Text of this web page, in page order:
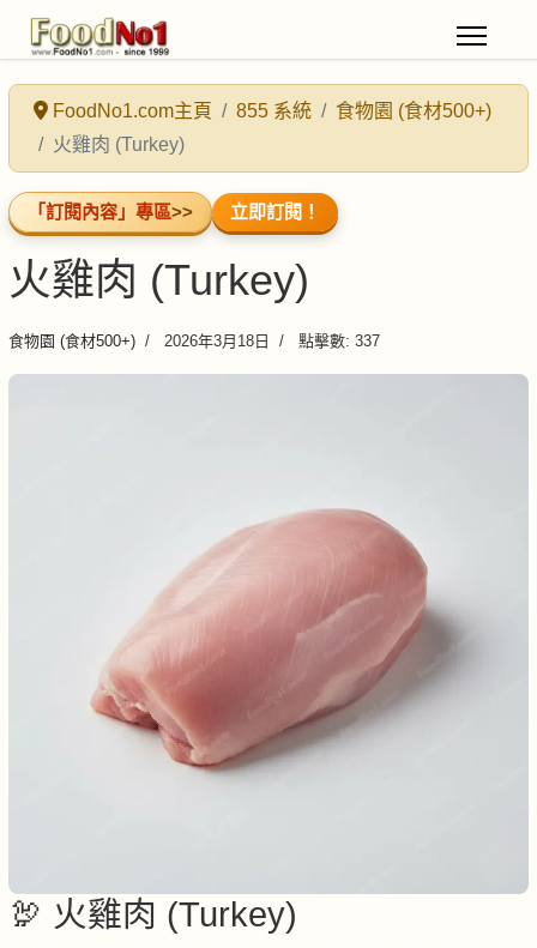
FoodNo1.com主頁 855 系統
食物園 (食材500+)
火雞肉 (Turkey)
「訂閱內容」專區>> 立即訂閱！
火雞肉 (Turkey)
食物園 (食材500+) 2026年3月18日 點擊數: 337
🦃 火雞肉 (Turkey)